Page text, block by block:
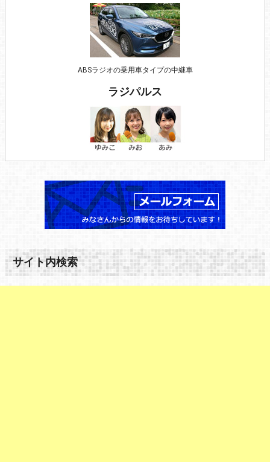
ABSラジオの乗用車タイプの中継車
ラジパルス
サイト内検索